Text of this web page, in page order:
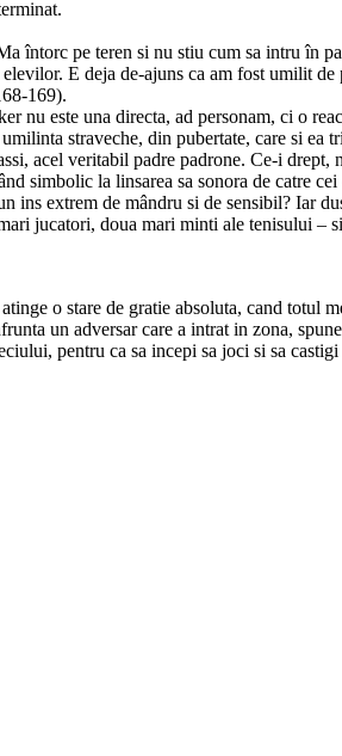
întorc pe teren si nu stiu cum sa intru în
E deja de-ajuns ca am fost umilit de
169).
nu este una directa, ad personam, ci o
straveche, din pubertate, care si ea
acel veritabil padre padrone. Ce-i drept,
simbolic la linsarea sa sonora de catre
ins extrem de mândru si de sensibil? Iar
jucatori, doua mari minti ale tenisului –
o stare de gratie absoluta, cand totul
un adversar care a intrat in zona,
pentru ca sa incepi sa joci si sa